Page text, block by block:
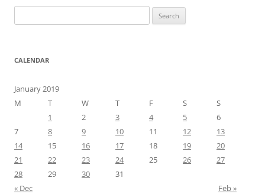
for:
CALENDAR
January 2019
M
T W T F S
S
1
2 3 4 5
6
7
8 9 10 11 12
13
14
15 16 17 18 19
20
21
22 23 24 25 26
27
28
29 30
31
« Dec
Feb »